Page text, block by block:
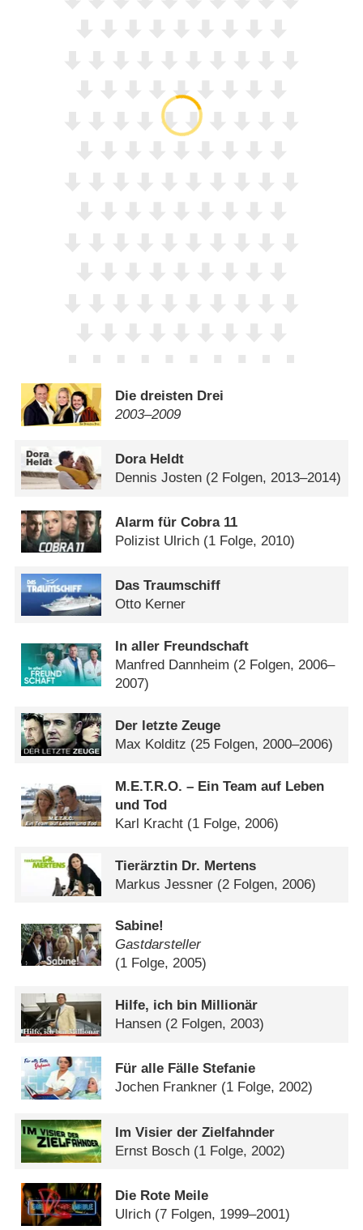
Die dreisten Drei
2003⁠–⁠2009
Dora Heldt
Dennis Josten (2 Folgen, 2013–2014)
Alarm für Cobra 11
Polizist Ulrich (1 Folge, 2010)
Das Traumschiff
Otto Kerner
In aller Freundschaft
Manfred Dannheim (2 Folgen, 2006–
2007)
Der letzte Zeuge
Max Kolditz (25 Folgen, 2000–2006)
M.E.T.R.O. – Ein Team auf Leben
und Tod
Karl Kracht (1 Folge, 2006)
Tierärztin Dr. Mertens
Markus Jessner (2 Folgen, 2006)
Sabine!
Gastdarsteller
(1 Folge, 2005)
Hilfe, ich bin Millionär
Hansen (2 Folgen, 2003)
Für alle Fälle Stefanie
Jochen Frankner (1 Folge, 2002)
Im Visier der Zielfahnder
Ernst Bosch (1 Folge, 2002)
Die Rote Meile
Ulrich (7 Folgen, 1999–2001)